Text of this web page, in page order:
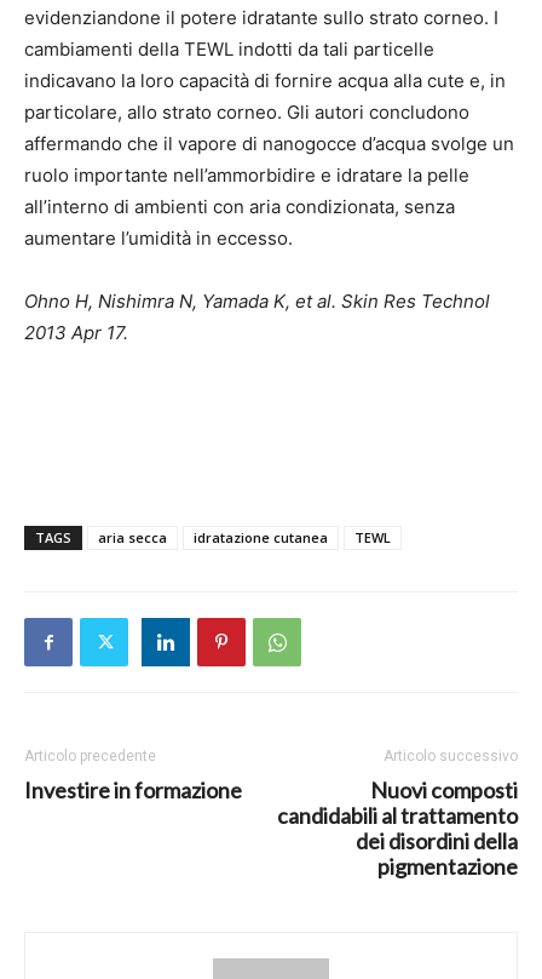
evidenziandone il potere idratante sullo strato corneo. I
cambiamenti della TEWL indotti da tali particelle
indicavano la loro capacità di fornire acqua alla cute e, in
particolare, allo strato corneo. Gli autori concludono
affermando che il vapore di nanogocce d’acqua svolge un
ruolo importante nell’ammorbidire e idratare la pelle
all’interno di ambienti con aria condizionata, senza
aumentare l’umidità in eccesso.
Ohno H, Nishimra N, Yamada K, et al. Skin Res Technol
2013 Apr 17.
TAGS aria secca idratazione cutanea TEWL
Articolo precedente
Investire in formazione
Articolo successivo
Nuovi composti
candidabili al trattamento
dei disordini della
pigmentazione